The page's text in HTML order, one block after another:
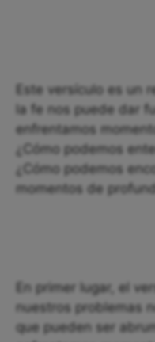
Este versículo es un
la fe nos puede dar
enfrentamos
¿Cómo podemos
¿Cómo podemos
momentos de
En primer lugar, el
nuestros problemas
que pueden ser